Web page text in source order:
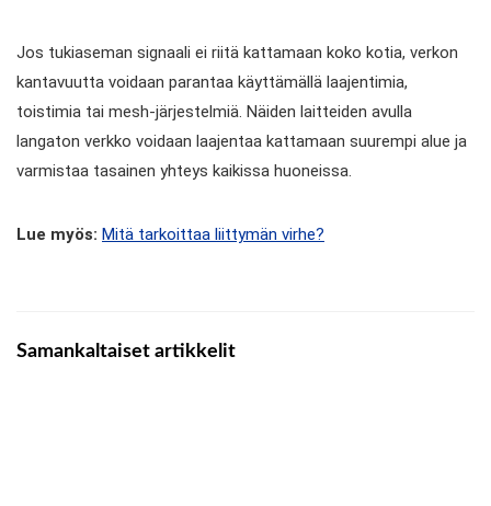
Jos tukiaseman signaali ei riitä kattamaan koko kotia, verkon
kantavuutta voidaan parantaa käyttämällä laajentimia,
toistimia tai mesh-järjestelmiä. Näiden laitteiden avulla
langaton verkko voidaan laajentaa kattamaan suurempi alue ja
varmistaa tasainen yhteys kaikissa huoneissa.
Lue myös: Mitä tarkoittaa liittymän virhe?
Samankaltaiset artikkelit